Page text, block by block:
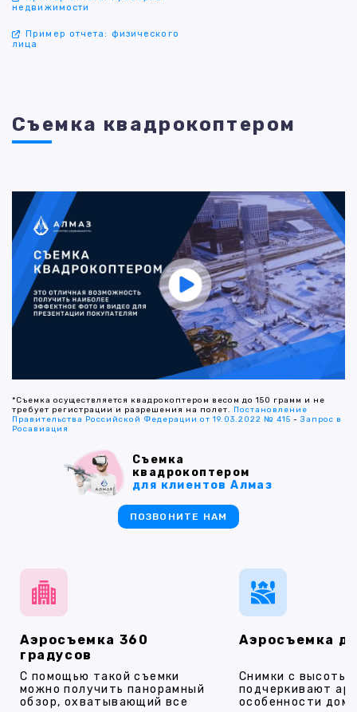
недвижимости
Пример отчета: физического
лица
Съемка квадрокоптером
Аэросъемка 360
градусов
С помощью такой съемки
можно получить панорамный
обзор, охватывающий все
Аэросъемка
Снимки с высоты
подчеркивают
особенности
*Съемка осуществляется квадрокоптером весом до 150 грамм и не
требует регистрации и разрешения на полет. Постановление
Правительства Российской Федерации от 19.03.2022 № 415 -Запрос в
Росавиация
Съемка
квадрокоптером
для клиентов Алмаз
ПОЗВОНИТЕ НАМ